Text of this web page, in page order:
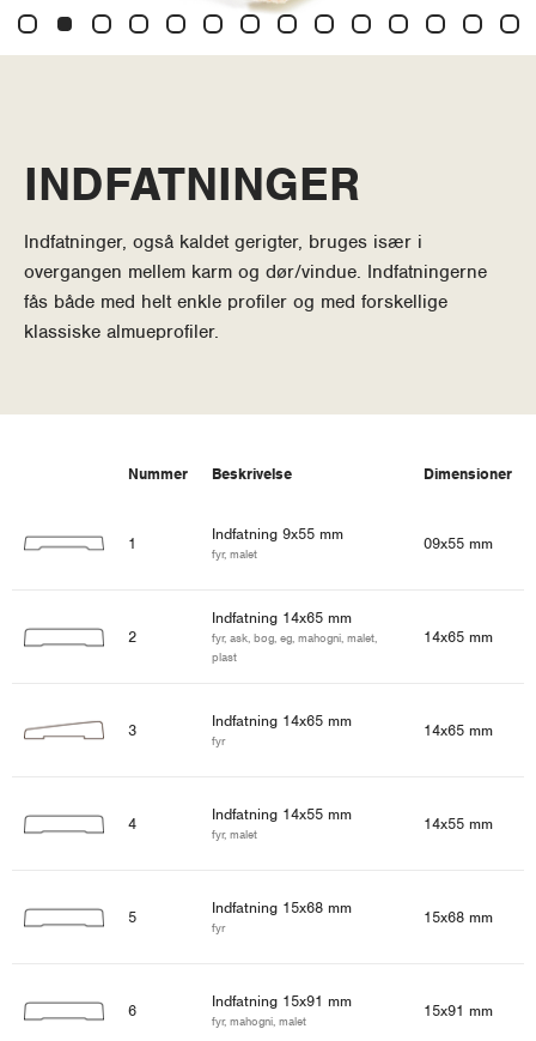
INDFATNINGER
Indfatninger, også kaldet gerigter, bruges især i
overgangen mellem karm og dør/vindue. Indfatningerne
fås både med helt enkle profiler og med forskellige
klassiske almueprofiler.
Nummer Beskrivelse Dimensioner
1 Indfatning 9x55 mm
fyr, malet
09x55 mm
2
Indfatning 14x65 mm
fyr, ask, bøg, eg, mahogni, malet,
plast
14x65 mm
3 Indfatning 14x65 mm
fyr
14x65 mm
4 Indfatning 14x55 mm
fyr, malet
14x55 mm
5 Indfatning 15x68 mm
fyr
15x68 mm
6 Indfatning 15x91 mm
fyr, mahogni, malet
15x91 mm